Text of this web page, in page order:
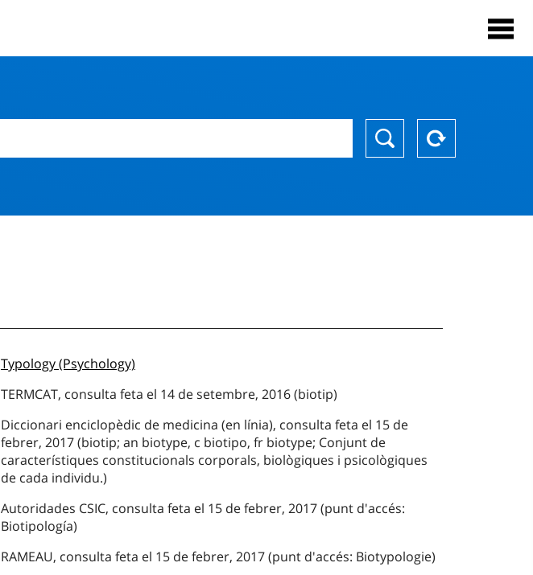
Typology (Psychology)
TERMCAT, consulta feta el 14 de setembre, 2016 (biotip)
Diccionari enciclopèdic de medicina (en línia), consulta feta el 15 de
febrer, 2017 (biotip; an biotype, c biotipo, fr biotype; Conjunt de
característiques constitucionals corporals, biològiques i psicològiques
de cada individu.)
Autoridades CSIC, consulta feta el 15 de febrer, 2017 (punt d'accés:
Biotipología)
RAMEAU, consulta feta el 15 de febrer, 2017 (punt d'accés: Biotypologie)